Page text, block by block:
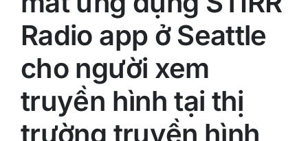
Radio app ở Seattle
cho người xem
truyền hình tại thị
trường truyền hình